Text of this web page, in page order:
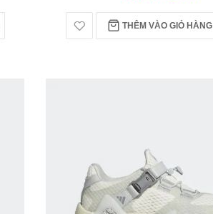
THÊM VÀO GIỎ HÀNG